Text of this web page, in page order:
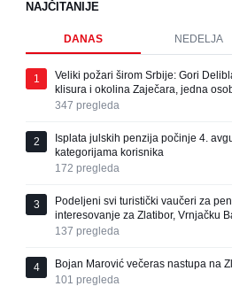
NAJČITANIJE
DANAS NEDELJA
1
Veliki požari širom Srbije: Gori
klisura i okolina Zaječara, jedna
347 pregleda
2
Isplata julskih penzija počinje 4.
kategorijama korisnika
172 pregleda
3
Podeljeni svi turistički vaučeri za
interesovanje za Zlatibor, Vrnjačku
137 pregleda
4
Bojan Marović večeras nastupa na
101 pregleda